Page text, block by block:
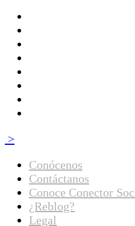
>
Conócenos
Contáctanos
Conoce Conector
¿Reblog?
Legal